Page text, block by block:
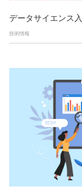
データサイエンス
技術情報